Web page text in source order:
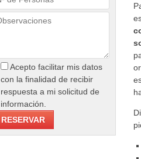
Acepto facilitar mis datos
con la finalidad de recibir
respuesta a mi solicitud de
información.